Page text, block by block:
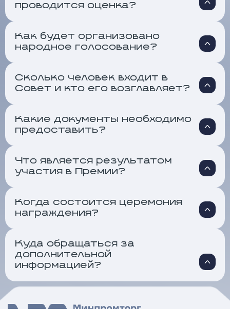
проводится оценка?
Как будет организовано
народное голосование?
Сколько человек входит в
Совет и кто его возглавляет?
Какие документы необходимо
предоставить?
Что является результатом
участия в Премии?
Когда состоится церемония
награждения?
Куда обращаться за
дополнительной
информацией?